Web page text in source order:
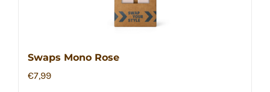
Swaps Mono Rose
€7,99